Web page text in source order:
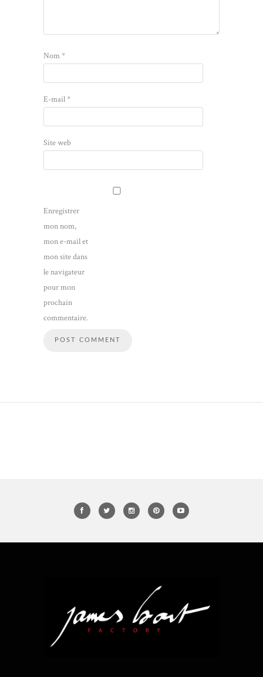
Nom*
E-mail*
Site web
Enregistrer
mon nom,
mon e-mail et
mon site dans
le navigateur
pour mon
prochain
commentaire.